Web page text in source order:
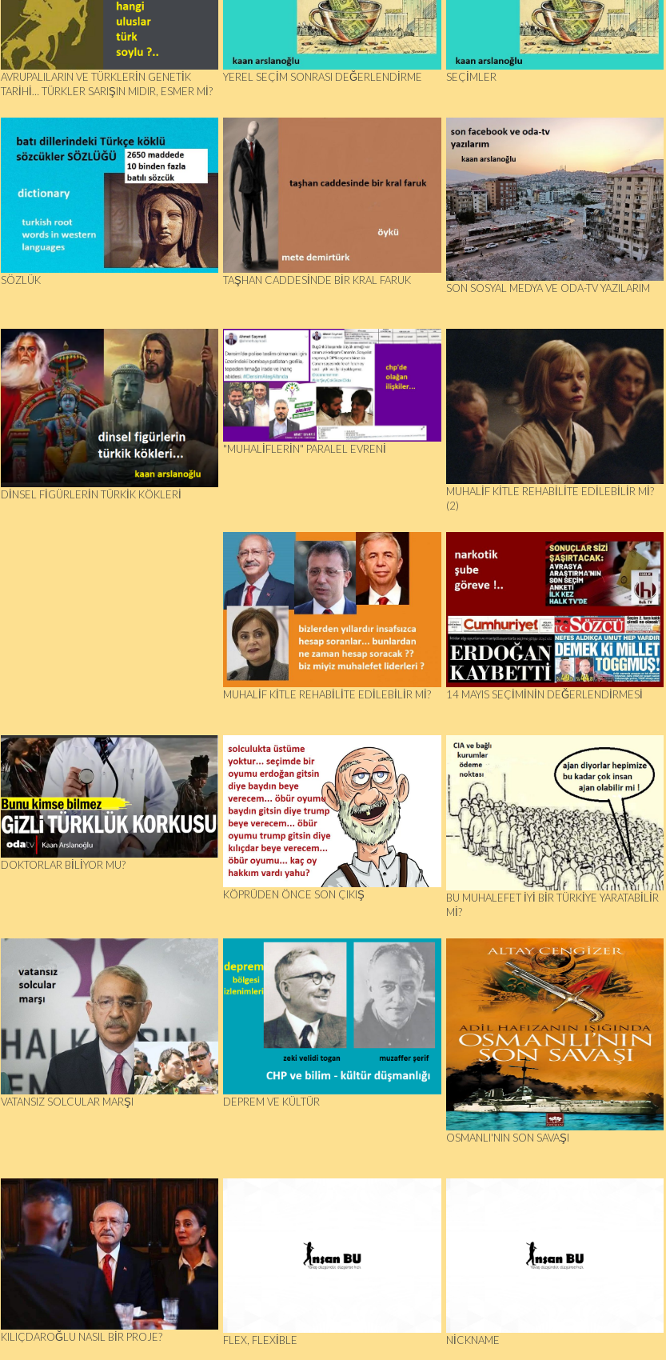
AVRUPALILARIN VE TÜRKLERIN GENETIK
TARIHI… TÜRKLER SARIŞIN MIDIR, ESMER MI?
YEREL SEÇİM SONRASI DEĞERLENDİRME SEÇIMLER
SÖZLÜK TAŞHAN CADDESINDE BIR KRAL FARUK
SON SOSYAL MEDYA VE ODA-TV YAZILARIM
DINSEL FIGÜRLERIN TÜRKIK KÖKLERI
"MUHALIFLERIN" PARALEL EVRENI
MUHALIF KITLE REHABILITE EDILEBILIR MI?
(2)
MUHALIF KITLE REHABILITE EDILEBILIR MI? 14 MAYIS SEÇIMININ DEĞERLENDIRMESI
DOKTORLAR BİLİYOR MU?
KÖPRÜDEN ÖNCE SON ÇIKIŞ
BU MUHALEFET İYİ BİR TÜRKİYE YARATABİLİR
Mİ?
VATANSIZ SOLCULAR MARŞI DEPREM VE KÜLTÜR
OSMANLI'NIN SON SAVAŞI
KILIÇDAROĞLU NASIL BIR PROJE? FLEX, FLEXIBLE NICKNAME